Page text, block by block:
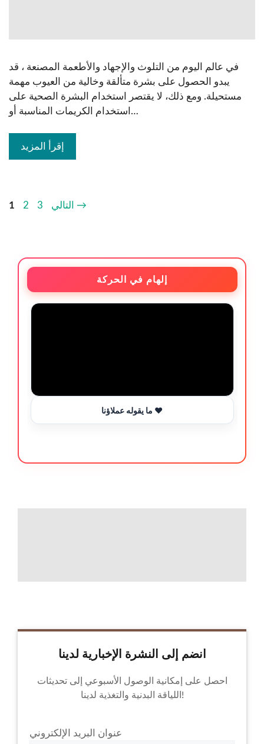
في عالم اليوم من التلوث والإجهاد والأطعمة المصنعة ، قد
يبدو الحصول على بشرة متألقة وخالية من العيوب مهمة
مستحيلة. ومع ذلك، لا يقتصر استخدام البشرة الصحية على
استخدام الكريمات المناسبة أو…
إقرأ المزيد
1 2 3 →
إلهام في الحركة
ما يقوله عملاؤنا ❤️
انضم إلى النشرة الإخبارية لدينا
احصل على إمكانية الوصول الأسبوعي إلى تحديثات
اللياقة البدنية والتغذية لدينا!
عنوان البريد الإلكتروني